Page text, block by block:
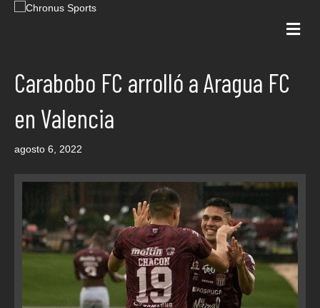
Carabobo FC arrolló a Aragua FC
en Valencia
agosto 6, 2022